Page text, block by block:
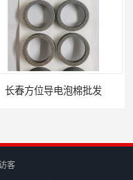
长春方位导电泡棉批发
客